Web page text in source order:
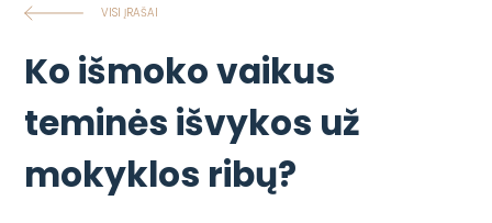
VISI ĮRAŠAI
Ko išmoko vaikus
teminės išvykos už
mokyklos ribų?